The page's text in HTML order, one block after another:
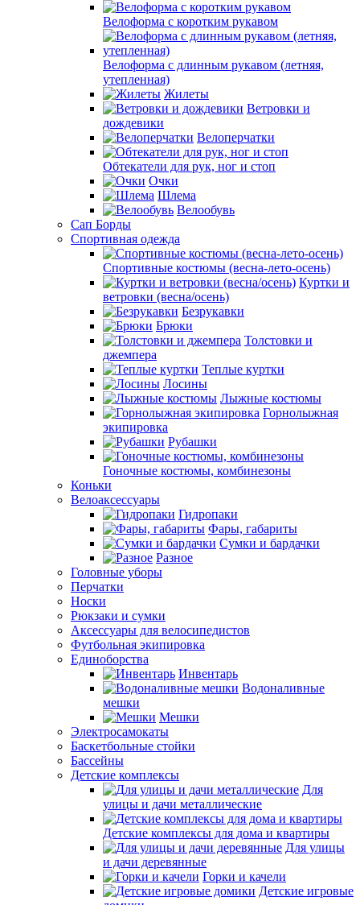
Велоформа с коротким рукавом
Велоформа с длинным рукавом (летняя,
утепленная)
Жилеты
Ветровки и
дождевики
Велоперчатки
Обтекатели для рук, ног и стоп
Очки
Шлема
Велообувь
Сап Борды
Спортивная одежда
Спортивные костюмы (весна-лето-осень)
Куртки и
ветровки (весна/осень)
Безрукавки
Брюки
Толстовки и
джемпера
Теплые куртки
Лосины
Лыжные костюмы
Горнолыжная
экипировка
Рубашки
Гоночные костюмы, комбинезоны
Коньки
Велоаксессуары
Гидропаки
Фары, габариты
Сумки и бардачки
Разное
Головные уборы
Перчатки
Носки
Рюкзаки и сумки
Аксессуары для велосипедистов
Футбольная экипировка
Единоборства
Инвентарь
Водоналивные
мешки
Мешки
Электросамокаты
Баскетбольные стойки
Бассейны
Детские комплексы
Для
улицы и дачи металлические
Детские комплексы для дома и квартиры
Для улицы
и дачи деревянные
Горки и качели
Детские игровые